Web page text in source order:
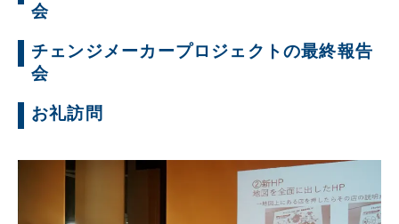
会
チェンジメーカープロジェクトの最終報告
会
お礼訪問